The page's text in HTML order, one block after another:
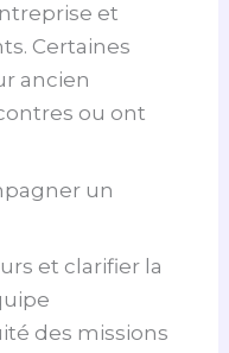
et
Certaines
ancien
ou ont
un
et clarifier la
des missions